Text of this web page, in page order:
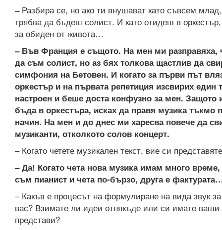
– Разбира се, но ако ти внушават като съвсем
трябва да бъдеш солист. И като отидеш в
за обиден от живота…
– Във Франция е същото. На мен ми разправяха,
да съм солист, но аз бях толкова щастлив да
симфония на Бетовен. И когато за първи път
оркестър и на първата репетиция изсвирих един
настроен и беше доста конфузно за мен. Защото
бъда в оркестъра, исках да правя музика тъкмо
начин. На мен и до днес ми харесва повече да
музиканти, отколкото солов концерт.
– Когато четете музикален текст, вие си
– Да! Когато чета нова музика имам много
съм пианист и чета по-бързо, друга е
– Какъв е процесът на формулиране на вида звук
вас? Взимате ли идеи отнякъде или си имате
представи?